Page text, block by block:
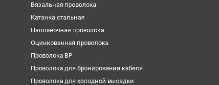
Вязальная проволока
Катанка стальная
Наплавочная проволока
Оцинкованная проволока
Проволока ВР
Проволока для бронирования кабеля
Проволока для холодной высадки